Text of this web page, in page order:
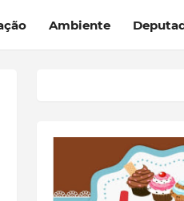
Ambiente